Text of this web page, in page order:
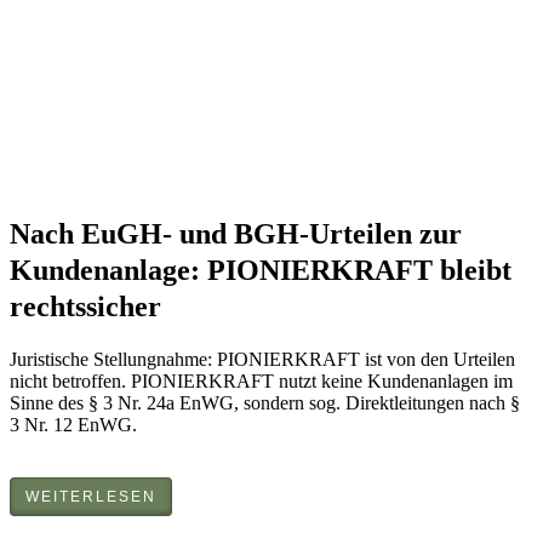
Nach EuGH- und BGH-Urteilen zur
Kundenanlage: PIONIERKRAFT bleibt
rechtssicher
Juristische Stellungnahme: PIONIERKRAFT ist von den Urteilen
nicht betroffen. PIONIERKRAFT nutzt keine Kundenanlagen im
Sinne des § 3 Nr. 24a EnWG, sondern sog. Direktleitungen nach §
3 Nr. 12 EnWG.
WEITERLESEN